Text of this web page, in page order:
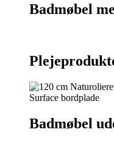
Badmøbel
Badmøbel